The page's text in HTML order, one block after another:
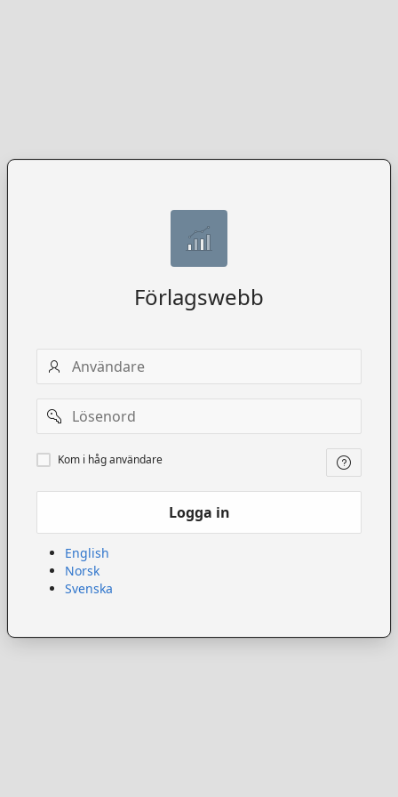
Förlagswebb
Användarnamn
Lösenord
Kom
ihåg
Kom i håg användare
Logga in
English
Norsk
Svenska